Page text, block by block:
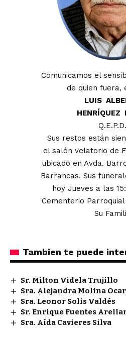
Comunicamos el
de quien fuera,
LUIS
HENRÍQUEZ
Q.E.P.D.
Sus restos están
el salón velatorio de
ubicado en Avda.
Barrancas. Sus
hoy Jueves a las
Cementerio Parroquial
Su
Tambien te puede
Sr. Milton Videla Trujillo
Sra. Alejandra Molina
Sra. Leonor Solis Valdés
Sr. Enrique Fuentes
Sra. Aída Cavieres Silva